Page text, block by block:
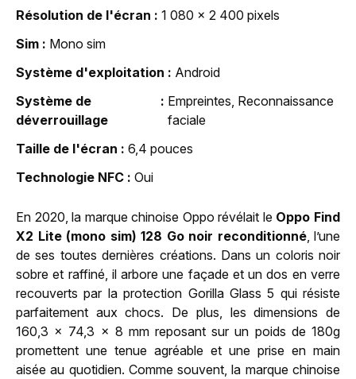
Résolution de l'écran
1 080 x 2 400 pixels
Sim
Mono sim
Système d'exploitation
Android
Système de
déverrouillage
Empreintes, Reconnaissance
faciale
Taille de l'écran
6,4 pouces
Technologie NFC
Oui
En 2020, la marque chinoise Oppo révélait le Oppo Find
X2 Lite (mono sim) 128 Go noir reconditionné, l’une
de ses toutes dernières créations. Dans un coloris noir
sobre et raffiné, il arbore une façade et un dos en verre
recouverts par la protection Gorilla Glass 5 qui résiste
parfaitement aux chocs. De plus, les dimensions de
160,3 x 74,3 x 8 mm reposant sur un poids de 180g
promettent une tenue agréable et une prise en main
aisée au quotidien. Comme souvent, la marque chinoise